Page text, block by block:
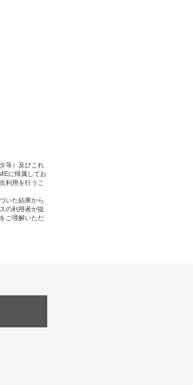
等）及びこれ
に帰属してお
利用を行うこ
いた結果から
の利用者が提
ご理解いただ